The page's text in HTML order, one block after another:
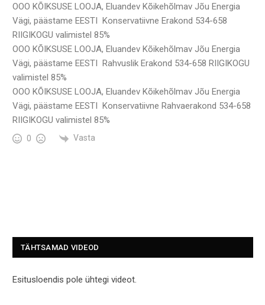
OOO KÕIKSUSE LOOJA, Eluandev Kõikehõlmav Jõu Energia
Vägi, päästame EESTI Konservatiivne Erakond 534-658
RIIGIKOGU valimistel 85%
OOO KÕIKSUSE LOOJA, Eluandev Kõikehõlmav Jõu Energia
Vägi, päästame EESTI Rahvuslik Erakond 534-658 RIIGIKOGU
valimistel 85%
OOO KÕIKSUSE LOOJA, Eluandev Kõikehõlmav Jõu Energia
Vägi, päästame EESTI Konservatiivne Rahvaerakond 534-658
RIIGIKOGU valimistel 85%
0 Vasta
TÄHTSAMAD VIDEOD
Esitusloendis pole ühtegi videot.